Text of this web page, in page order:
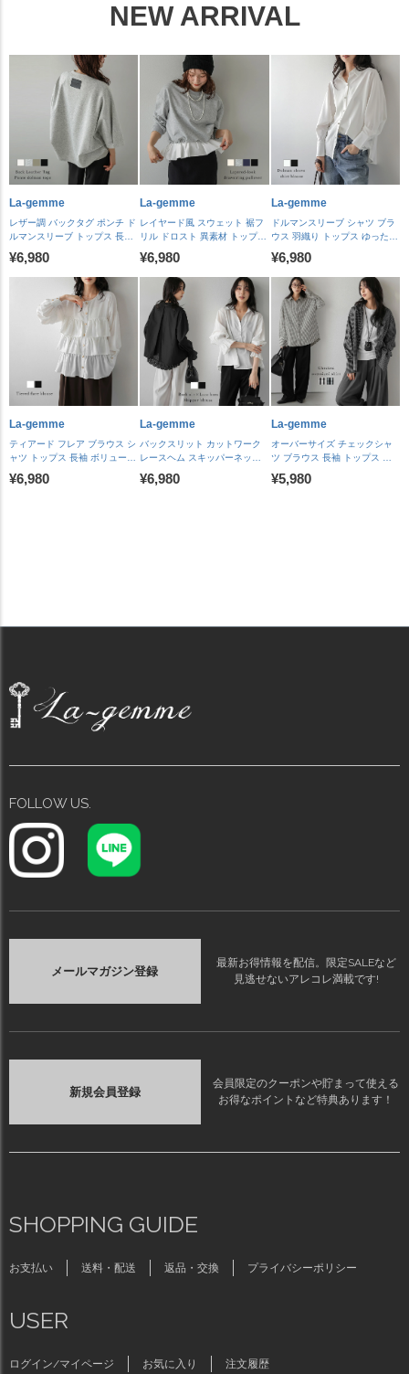
NEW ARRIVAL
La-gemme
レザー調 バックタグ ポンチ ド
ルマンスリーブ トップス 長袖
ラウンドヘム サイドタック レ
ディース おすすめ おしゃれ
2026秋冬新作 【lstpaw26-
2333】【予約販売：8月27日
入荷予定順次発送】【送料無
¥6,980
La-gemme
レイヤード風 スウェット 裾フ
リル ドロスト 異素材 トップス
ーストリング レディース おす
すめ おしゃれ 2026 秋冬新作
【lstpaw26-2331】【予約販
売：8月27日入荷予定順次発
送】【送料無料】メ込2
¥6,980
La-gemme
ドルマンスリーブ シャツ ブラ
ウス 羽織り トップス ゆったり
カバー 通勤 抜け感 レディース
おすすめ おしゃれ 2026秋冬新
作 【lstpaw26-2350】【予約販
売：8月27日入荷予定順次発
送】【送料無料】メ込2
¥6,980
La-gemme
ティアード フレア ブラウス シ
ャツ トップス 長袖 ボリューム
上品 レディース おすすめ おし
¥6,980
La-gemme
バックスリット カットワーク
レースヘム スキッパーネック
ーブ シャーリング レース裾 バ
¥6,980
La-gemme
オーバーサイズ チェックシャ
ツ ブラウス 長袖 トップス 長
ド 体型カバー ロングシーズン
¥5,980
FOLLOW US.
メールマガジン登録
最新お得情報を配信。限定SALEなど
見逃せないアレコレ満載です!
新規会員登録
会員限定のクーポンや貯まって使える
お得なポイントなど特典あります！
SHOPPING GUIDE
お支払い 送料・配送 返品・交換 プライバシーポリシー
USER
ログイン/マイページ お気に入り 注文履歴